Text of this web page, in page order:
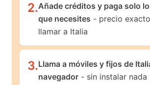
2.Añade créditos y paga solo
que necesites - precio
llamar a Italia
3.Llama a móviles y fijos de
navegador - sin instalar nada